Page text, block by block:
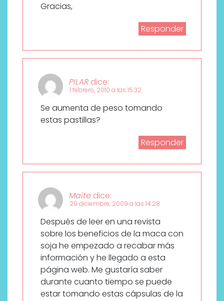
Gracias,
Responder
PILAR dice:
1 febrero, 2010 a las 15:32
Se aumenta de peso tomando
estas pastillas?
Responder
Maite dice:
29 diciembre, 2009 a las 14:28
Después de leer en una revista
sobre los beneficios de la maca con
soja he empezado a recabar más
información y he llegado a esta
página web. Me gustaría saber
durante cuanto tiempo se puede
estar tomando estas cápsulas de la